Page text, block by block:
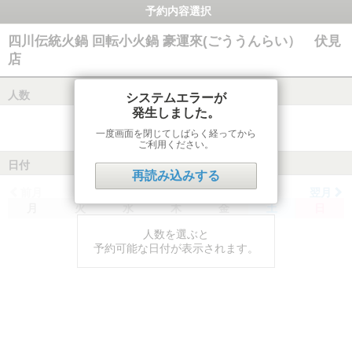
予約内容選択
四川伝統火鍋 回転小火鍋 豪運來(ごううんらい） 伏見
店
人数
日付
火 水 木 金 土
人数を選ぶと
予約可能な日付が表示されます。
システムエラーが
発生しました。
一度画面を閉じてしばらく経ってから
ご利用ください。
再読み込みする